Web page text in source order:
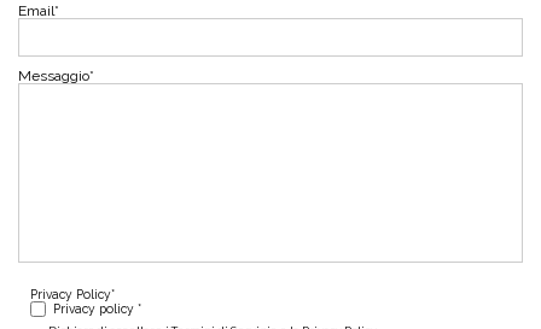
Email*
Messaggio*
Privacy Policy*
Privacy policy *